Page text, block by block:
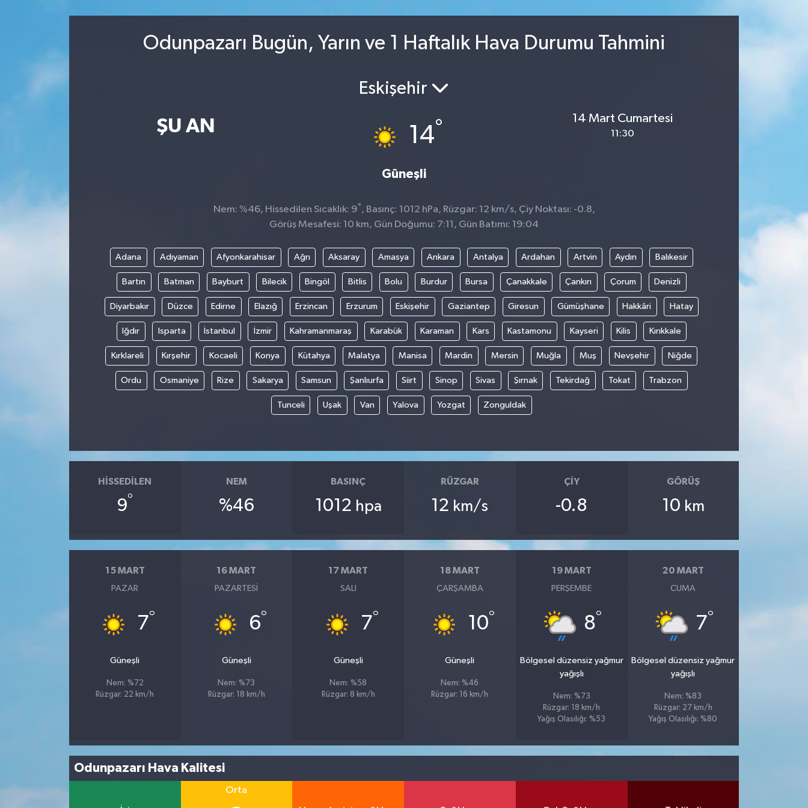
Odunpazarı Bugün, Yarın ve 1 Haftalık Hava Durumu Tahmini
ŞU AN
Eskişehir
14°
Güneşli
14 Mart Cumartesi
11:30
Nem: %46, Hissedilen Sıcaklık: 9° , Basınç: 1012 hPa, Rüzgar: 12 km/s, Çiy Noktası: -0.8,
Görüş Mesafesi: 10 km, Gün Doğumu: 7:11, Gün Batımı: 19:04
Adana Adıyaman Afyonkarahisar Ağrı Aksaray Amasya Ankara Antalya Ardahan Artvin Aydın Balıkesir
Bartın Batman Bayburt Bilecik Bingöl Bitlis Bolu Burdur Bursa Çanakkale Çankırı Çorum Denizli
Diyarbakır Düzce Edirne Elazığ Erzincan Erzurum Eskişehir Gaziantep Giresun Gümüşhane Hakkâri Hatay
Iğdır Isparta İstanbul İzmir Kahramanmaraş Karabük Karaman Kars Kastamonu Kayseri Kilis Kırıkkale
Kırklareli Kırşehir Kocaeli Konya Kütahya Malatya Manisa Mardin Mersin Muğla Muş Nevşehir Niğde
Ordu Osmaniye Rize Sakarya Samsun Şanlıurfa Siirt Sinop Sivas Şırnak Tekirdağ Tokat Trabzon
Tunceli Uşak Van Yalova Yozgat Zonguldak
HISSEDILEN
9°
NEM
%46
BASINÇ
1012 hpa
RÜZGAR
12 km/s
ÇIY
-0.8
GÖRÜŞ
10 km
15 MART
PAZAR
7°
Güneşli
Nem: %72
Rüzgar: 22 km/h
16 MART
PAZARTESI
6°
Güneşli
Nem: %73
Rüzgar: 18 km/h
17 MART
SALI
7°
Güneşli
Nem: %58
Rüzgar: 8 km/h
18 MART
ÇARŞAMBA
10°
Güneşli
Nem: %46
Rüzgar: 16 km/h
19 MART
PERŞEMBE
8°
Bölgesel düzensiz yağmur
yağışlı
Nem: %73
Rüzgar: 18 km/h
Yağış Olasılığı: %53
20 MART
CUMA
7°
Bölgesel düzensiz yağmur
yağışlı
Nem: %83
Rüzgar: 27 km/h
Yağış Olasılığı: %80
Odunpazarı Hava Kalitesi
Orta